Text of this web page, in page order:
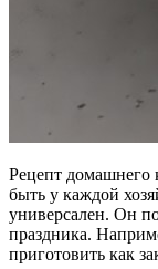
Рецепт домашнего
быть у каждой
универсален. Он
праздника.
приготовить как